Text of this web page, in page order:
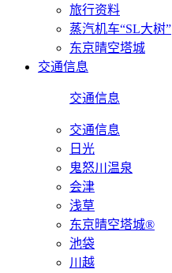
旅行资料
蒸汽机车“SL大树”
东京晴空塔城
交通信息
交通信息
交通信息
日光
鬼怒川温泉
会津
浅草
东京晴空塔城®
池袋
川越